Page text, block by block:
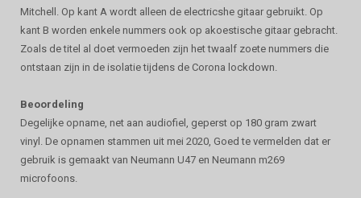
Mitchell. Op kant A wordt alleen de electricshe gitaar gebruikt. Op
kant B worden enkele nummers ook op akoestische gitaar gebracht.
Zoals de titel al doet vermoeden zijn het twaalf zoete nummers die
ontstaan zijn in de isolatie tijdens de Corona lockdown.
Beoordeling
Degelijke opname, net aan audiofiel, geperst op 180 gram zwart
vinyl. De opnamen stammen uit mei 2020, Goed te vermelden dat er
gebruik is gemaakt van Neumann U47 en Neumann m269
microfoons.